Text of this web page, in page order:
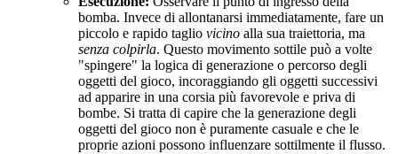
bomba. Invece di allontanarsi immediatamente, fare un
piccolo e rapido taglio vicino alla sua traiettoria, ma
senza colpirla. Questo movimento sottile può a volte
"spingere" la logica di generazione o percorso degli
oggetti del gioco, incoraggiando gli oggetti successivi
ad apparire in una corsia più favorevole e priva di
bombe. Si tratta di capire che la generazione degli
oggetti del gioco non è puramente casuale e che le
proprie azioni possono influenzare sottilmente il flusso.